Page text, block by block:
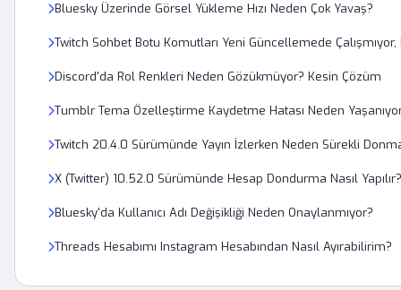
Bluesky Üzerinde Görsel Yükleme Hızı Neden Çok Yavaş?
Twitch Sohbet Botu Komutları Yeni Güncellemede Çalışmıyor,
Discord'da Rol Renkleri Neden Gözükmüyor? Kesin Çözüm
Tumblr Tema Özelleştirme Kaydetme Hatası Neden
Twitch 20.4.0 Sürümünde Yayın İzlerken Neden Sürekli
X (Twitter) 10.52.0 Sürümünde Hesap Dondurma Nasıl Yapılır?
Bluesky'da Kullanıcı Adı Değişikliği Neden Onaylanmıyor?
Threads Hesabımı Instagram Hesabından Nasıl Ayırabilirim?